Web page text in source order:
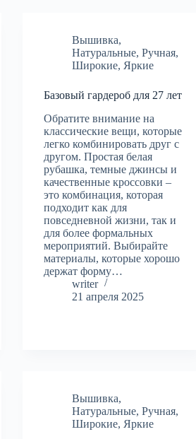
Вышивка,
Натуральные,Ручная,
Широкие, Яркие
Базовый гардероб для 27 лет
Обратите внимание на
классические вещи, которые
легко комбинировать друг с
другом. Простая белая
рубашка, темные джинсы и
качественные кроссовки –
это комбинация, которая
подходит как для
повседневной жизни, так и
для более формальных
мероприятий. Выбирайте
материалы, которые хорошо
держат форму…
writer
21 апреля 2025
Вышивка,
Натуральные,Ручная,
Широкие, Яркие